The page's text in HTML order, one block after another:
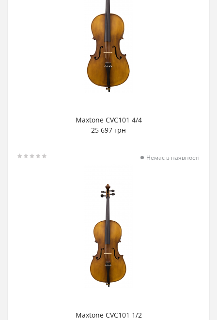
Maxtone CVC101 4/4
25 697 грн
Немає в наявності
Maxtone CVC101 1/2